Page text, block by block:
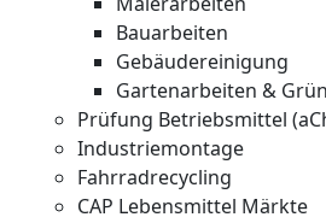
Bauarbeiten
Gebäudereinigung
Gartenarbeiten &
Prüfung Betriebsmittel
Industriemontage
Fahrradrecycling
CAP Lebensmittel Märkte